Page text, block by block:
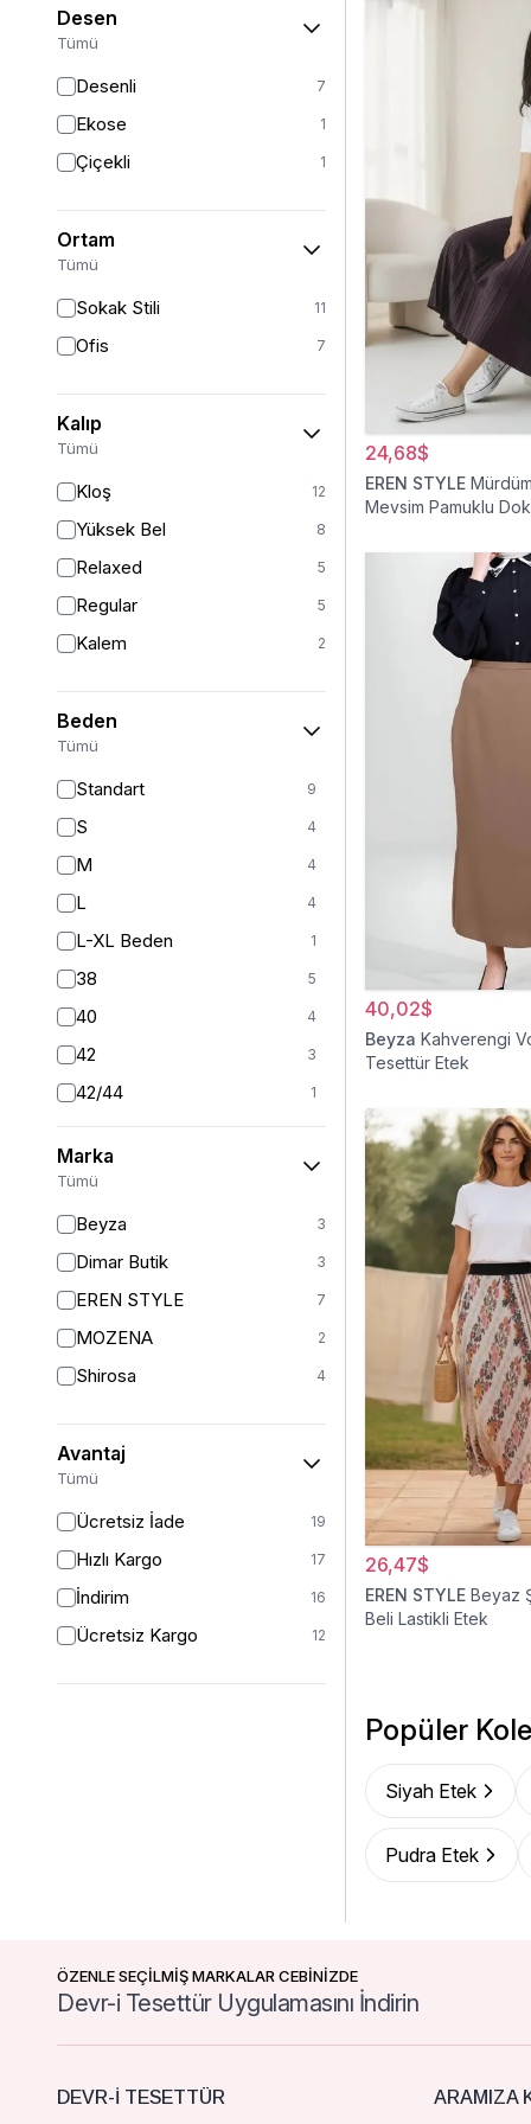
Desen
Tümü
Desenli 7
Ekose 1
Çiçekli 1
Ortam
Tümü
Sokak Stili 11
Ofis 7
Kalıp
Tümü
Kloş 12
Yüksek Bel 8
Relaxed 5
Regular 5
Kalem 2
Beden
Tümü
Standart 9
S 4
M 4
L 4
L-XL Beden 1
38 5
40 4
42 3
42/44 1
44 1
46 1
Marka
Tümü
Beyza 3
Dimar Butik 3
EREN STYLE 7
MOZENA 2
Shirosa 4
Avantaj
Tümü
Ücretsiz İade 19
Hızlı Kargo 17
İndirim 16
Ücretsiz Kargo 12
24,68$
EREN STYLE
Mevsim Pamuklu
40,02$
Beyza Kahverengi
Tesettür Etek
26,47$
EREN STYLE Beyaz
Beli Lastikli Etek
Popüler
Siyah Etek
Pudra Etek
ÖZENLE SEÇİLMİŞ MARKALAR CEBİNİZDE
Devr-i Tesettür Uygulamasını İndirin
DEVR-I TESETTÜR ARAMIZA